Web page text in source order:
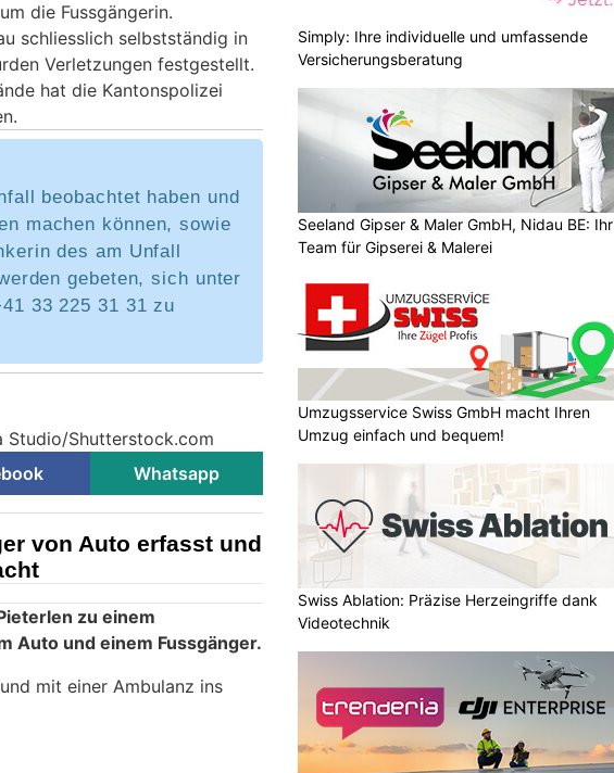
die Fussgängerin.
schliesslich selbstständig in
Verletzungen festgestellt.
hat die Kantonspolizei
beobachtet haben und
machen können, sowie
des am Unfall
gebeten, sich unter
33 225 31 31 zu
Studio/Shutterstock.com
Whatsapp
von Auto erfasst und
Simply: Ihre individuelle und umfassende
Versicherungsberatung
Seeland Gipser & Maler GmbH, Nidau BE: Ihr
Team für Gipserei & Malerei
Umzugsservice Swiss GmbH macht Ihren
Umzug einfach und bequem!
Swiss Ablation: Präzise Herzeingriffe dank
Videotechnik